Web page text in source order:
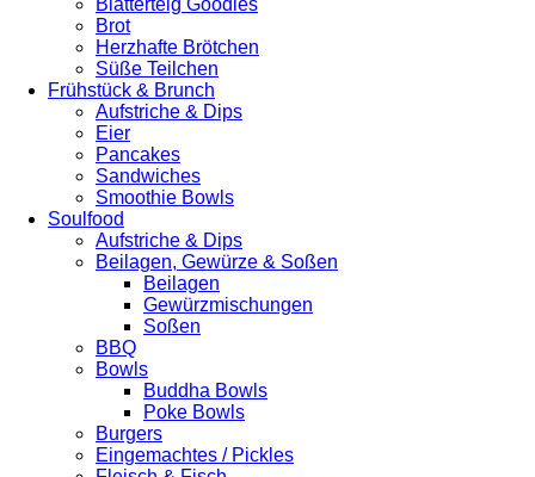
Blätterteig Goodies
Brot
Herzhafte Brötchen
Süße Teilchen
Frühstück & Brunch
Aufstriche & Dips
Eier
Pancakes
Sandwiches
Smoothie Bowls
Soulfood
Aufstriche & Dips
Beilagen, Gewürze & Soßen
Beilagen
Gewürzmischungen
Soßen
BBQ
Bowls
Buddha Bowls
Poke Bowls
Burgers
Eingemachtes / Pickles